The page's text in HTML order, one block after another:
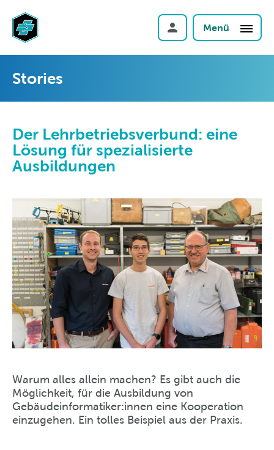
Menü
Stories
Der Lehrbetriebsverbund: eine
Lösung für spezialisierte
Ausbildungen
Warum alles allein machen? Es gibt auch die
Möglichkeit, für die Ausbildung von
Gebäudeinformatiker:innen eine Kooperation
einzugehen. Ein tolles Beispiel aus der Praxis.